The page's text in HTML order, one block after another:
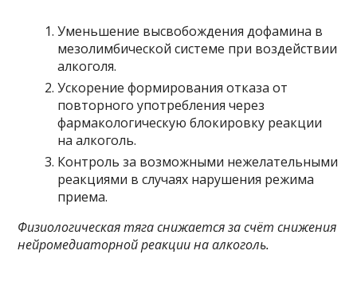
Уменьшение высвобождения дофамина в
мезолимбической системе при воздействии
алкоголя.
Ускорение формирования отказа от
повторного употребления через
фармакологическую блокировку реакции
на алкоголь.
Контроль за возможными нежелательными
реакциями в случаях нарушения режима
приема.
Физиологическая тяга снижается за счёт снижения
нейромедиаторной реакции на алкоголь.